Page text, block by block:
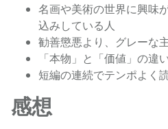
名画や美術の世界に興味
込みしている人
勧善懲悪より、グレーな
「本物」と「価値」の違
短編の連続でテンポよく
感想